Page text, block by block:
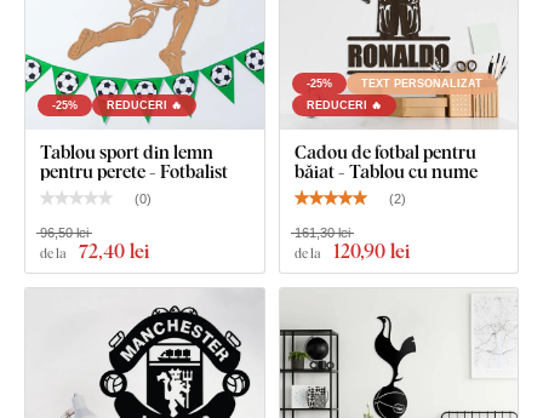
-25% REDUCERI 🔥
Tablou sport din lemn
pentru perete - Fotbalist
(0)
de la 72,40 lei
96,50 lei
-25%
TEXT PERSONALIZAT
REDUCERI 🔥
Cadou de fotbal pentru
băiat - Tablou cu nume
(2)
de la 120,90 lei
161,30 lei